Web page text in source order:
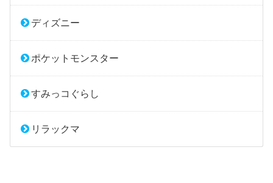
ディズニー
ポケットモンスター
すみっコぐらし
リラックマ